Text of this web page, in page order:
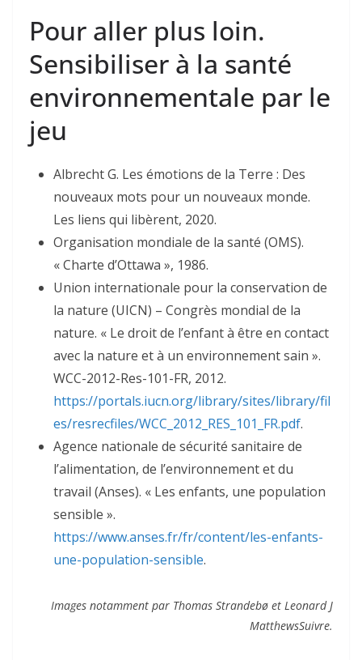
Pour aller plus loin.
Sensibiliser à la santé
environnementale par le
jeu
Albrecht G. Les émotions de la Terre : Des
nouveaux mots pour un nouveaux monde.
Les liens qui libèrent, 2020.
Organisation mondiale de la santé (OMS).
« Charte d’Ottawa », 1986.
Union internationale pour la conservation de
la nature (UICN) – Congrès mondial de la
nature. « Le droit de l’enfant à être en contact
avec la nature et à un environnement sain ».
WCC-2012-Res-101-FR, 2012.
https://portals.iucn.org/library/sites/library/fil
es/resrecfiles/WCC_2012_RES_101_FR.pdf.
Agence nationale de sécurité sanitaire de
l’alimentation, de l’environnement et du
travail (Anses). « Les enfants, une population
sensible ».
https://www.anses.fr/fr/content/les-enfants-
une-population-sensible.
Images notamment par Thomas Strandebø et Leonard J
MatthewsSuivre.